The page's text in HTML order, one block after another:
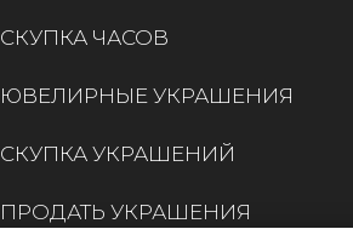
СКУПКА ЧАСОВ
ЮВЕЛИРНЫЕ УКРАШЕНИЯ
СКУПКА УКРАШЕНИЙ
ПРОДАТЬ УКРАШЕНИЯ